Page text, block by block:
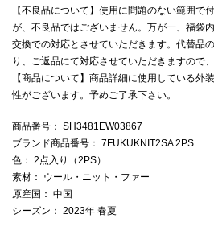
【不良品について】使用に問題のない範囲で
が、不良品ではございません。万が一、福袋
交換での対応とさせていただきます。代替品
り、ご返品にて対応させていただきますので
【商品について】商品詳細に使用している外
性がございます。予めご了承下さい。
商品番号 ： SH3481EW03867
ブランド商品番号 ： 7FUKUKNIT2SA 2PS
色 ： 2点入り（2PS）
素材 ： ウール・ニット・ファー
原産国 ： 中国
シーズン ： 2023年 春夏